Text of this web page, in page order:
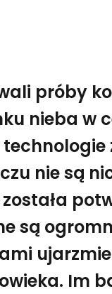
w celu
prof.
próby
nieba w
nie są
są
Im